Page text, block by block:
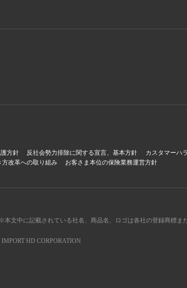
方針 反社会勢力排除に関する宣言、基本方針
カスタマーハ
方改革への取り組み お客さま本位の保険業務運営方針
※本文中に記載されている社名、商品名、ロゴは各社の登録商標ま
HD CORPORATION